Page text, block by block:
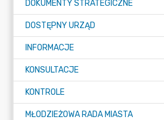
DOKUMENTY STRATEGICZNE
DOSTĘPNY URZĄD
INFORMACJE
KONSULTACJE
KONTROLE
MŁODZIEŻOWA RADA MIASTA